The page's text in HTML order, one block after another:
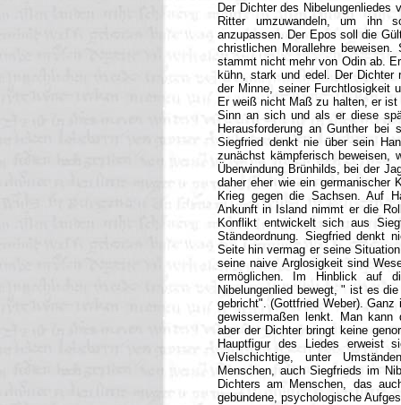
Der Dichter des Nibelungenliedes
Ritter umzuwandeln, um ihn
anzupassen. Der Epos soll die
christlichen Morallehre
stammt nicht mehr von Odin ab.
kühn, stark und edel. Der Dichter
der Minne, seiner Furchtlosigkeit
Er weiß nicht Maß zu halten, er
Sinn an sich und als er diese
Herausforderung an Gunther
Siegfried denkt nie über sein
zunächst kämpferisch beweisen,
Überwindung Brünhilds, bei der
daher eher wie ein germanischer
Krieg gegen die Sachsen. Auf
Ankunft in Island nimmt er die
Konflikt entwickelt sich aus
Ständeordnung. Siegfried denkt
Seite hin vermag er seine
seine naive Arglosigkeit sind
ermöglichen. Im Hinblick auf
Nibelungenlied bewegt, " ist es
gebricht". (Gottfried Weber).
gewissermaßen lenkt. Man kann
aber der Dichter bringt keine
Hauptfigur des Liedes erweist
Vielschichtige, unter
Menschen, auch Siegfrieds im
Dichters am Menschen, das
gebundene, psychologische